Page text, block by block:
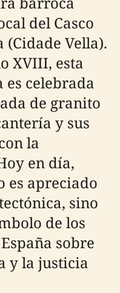
del Casco
(Cidade Vella).
XVIII, esta
celebrada
de granito
y sus
la
en día,
es apreciado
sino
de los
sobre
y la justicia